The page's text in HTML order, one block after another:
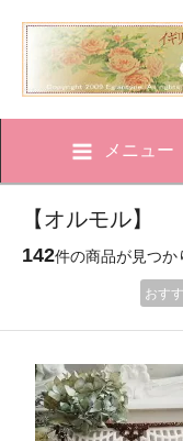
メニュー
【オルモル】
142件の商品が見つか
おす